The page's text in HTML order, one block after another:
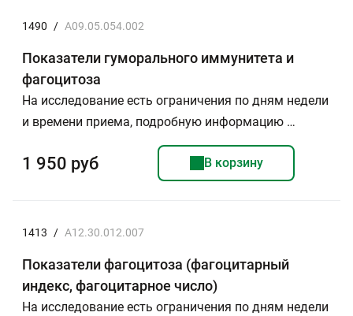
1490 / A09.05.054.002
Показатели гуморального иммунитета и
фагоцитоза
На исследование есть ограничения по дням недели
и времени приема, подробную информацию …
1 950 руб В корзину
1413 / A12.30.012.007
Показатели фагоцитоза (фагоцитарный
индекс, фагоцитарное число)
На исследование есть ограничения по дням недели